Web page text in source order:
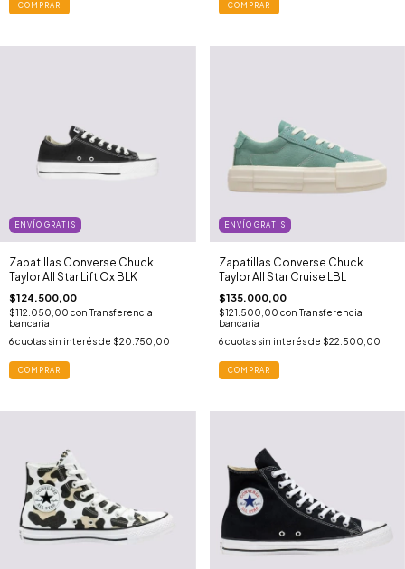
COMPRAR COMPRAR
ENVÍO GRATIS
Zapatillas Converse Chuck
Taylor All Star Lift Ox BLK
$124.500,00
$112.050,00 con Transferencia
bancaria
6cuotas sin interés de $20.750,00
COMPRAR
ENVÍO GRATIS
Zapatillas Converse Chuck
Taylor All Star Cruise LBL
$135.000,00
$121.500,00 con Transferencia
bancaria
6 cuotas sin interés de $22.500,00
COMPRAR